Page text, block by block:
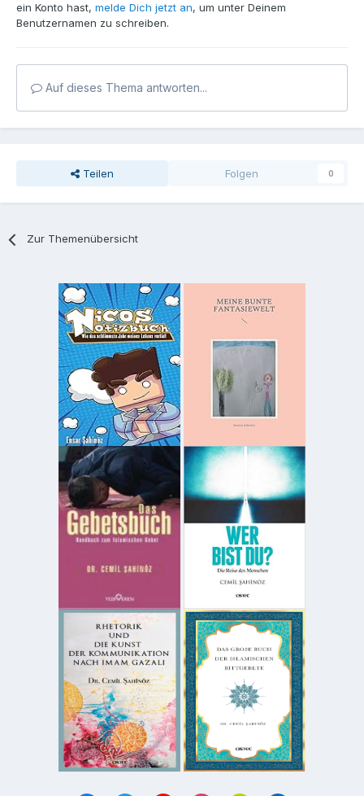
ein Konto hast, melde Dich jetzt an, um unter Deinem
Benutzernamen zu schreiben.
Auf dieses Thema antworten...
Teilen Folgen 0
Zur Themenübersicht